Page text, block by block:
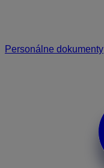
Personálne dokumenty